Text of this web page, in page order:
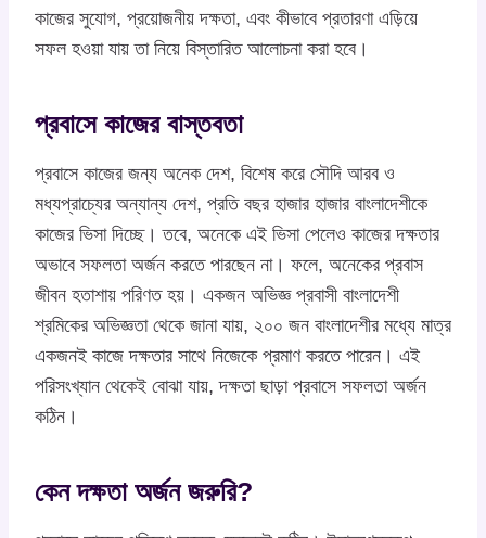
কাজের সুযোগ, প্রয়োজনীয় দক্ষতা, এবং কীভাবে প্রতারণা এড়িয়ে
সফল হওয়া যায় তা নিয়ে বিস্তারিত আলোচনা করা হবে।
প্রবাসে কাজের বাস্তবতা
প্রবাসে কাজের জন্য অনেক দেশ, বিশেষ করে সৌদি আরব ও
মধ্যপ্রাচ্যের অন্যান্য দেশ, প্রতি বছর হাজার হাজার বাংলাদেশীকে
কাজের ভিসা দিচ্ছে। তবে, অনেকে এই ভিসা পেলেও কাজের দক্ষতার
অভাবে সফলতা অর্জন করতে পারছেন না। ফলে, অনেকের প্রবাস
জীবন হতাশায় পরিণত হয়। একজন অভিজ্ঞ প্রবাসী বাংলাদেশী
শ্রমিকের অভিজ্ঞতা থেকে জানা যায়, ২০০ জন বাংলাদেশীর মধ্যে মাত্র
একজনই কাজে দক্ষতার সাথে নিজেকে প্রমাণ করতে পারেন। এই
পরিসংখ্যান থেকেই বোঝা যায়, দক্ষতা ছাড়া প্রবাসে সফলতা অর্জন
কঠিন।
কেন দক্ষতা অর্জন জরুরি?